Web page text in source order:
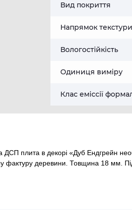
Вид покриття
Напрямок текстури
Вологостійкість
Одиниця виміру
Клас еміссії
плита в декорі «Дуб Ендгрейн
деревини. Товщина 18 мм.